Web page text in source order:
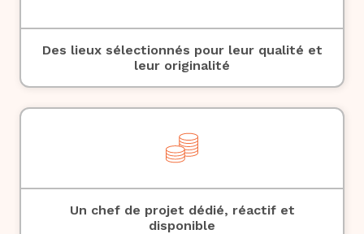
Des lieux sélectionnés pour leur qualité et
leur originalité
Un chef de projet dédié, réactif et
disponible